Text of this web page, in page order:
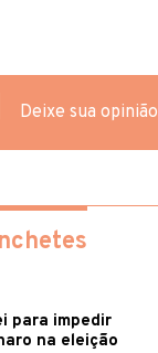
Deixe sua opinião
para impedir
na eleição